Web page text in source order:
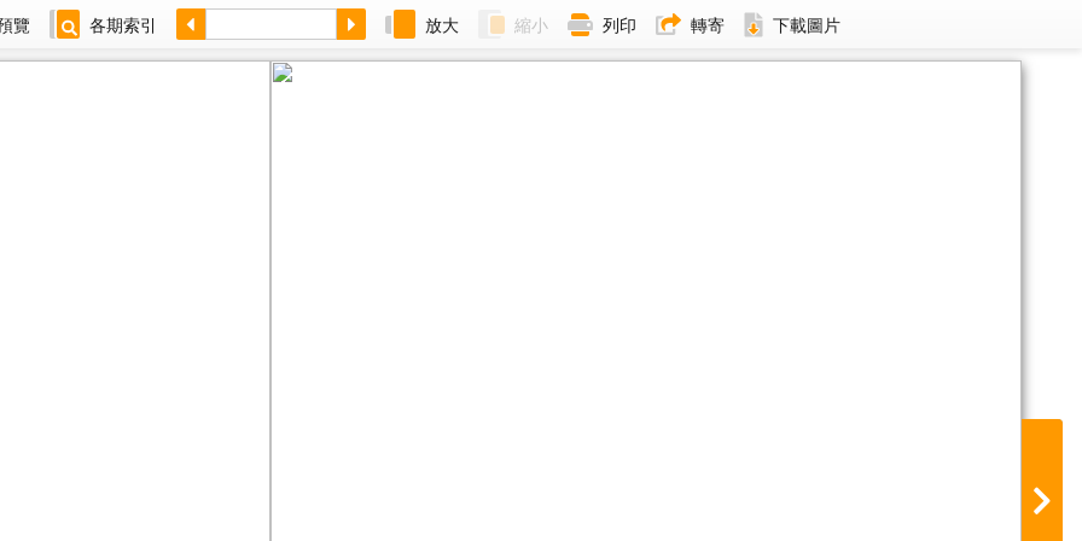
覽 各期索引 放大 縮小 列印 轉寄 下載圖片